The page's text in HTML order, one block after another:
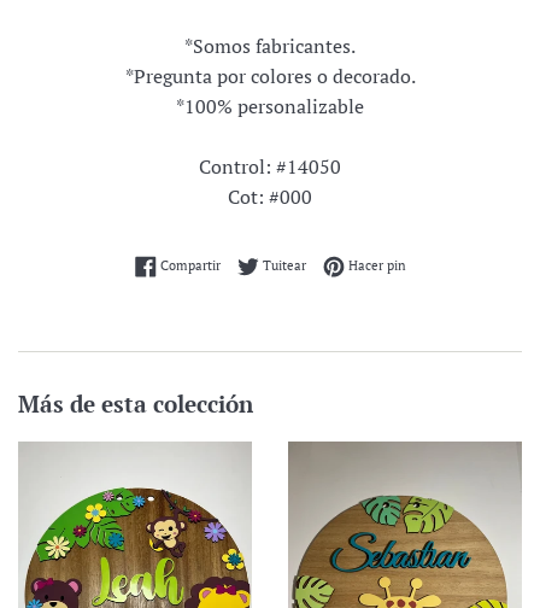
*Somos fabricantes.
*Pregunta por colores o decorado.
*100% personalizable
Control: #14050
Cot: #000
CompartirCompartir en Facebook
TuitearTuitear en Twitter
Hacer pinPinear en Pinterest
Más de esta colección